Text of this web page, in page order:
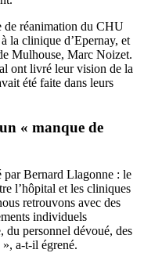
de réanimation du CHU
la clinique d’Epernay, et
Mulhouse, Marc Noizet.
ont livré leur vision de la
été faite dans leurs
« manque de
par Bernard Llagonne : le
l’hôpital et les cliniques
retrouvons avec des
individuels
du personnel dévoué, des
a-t-il égrené.